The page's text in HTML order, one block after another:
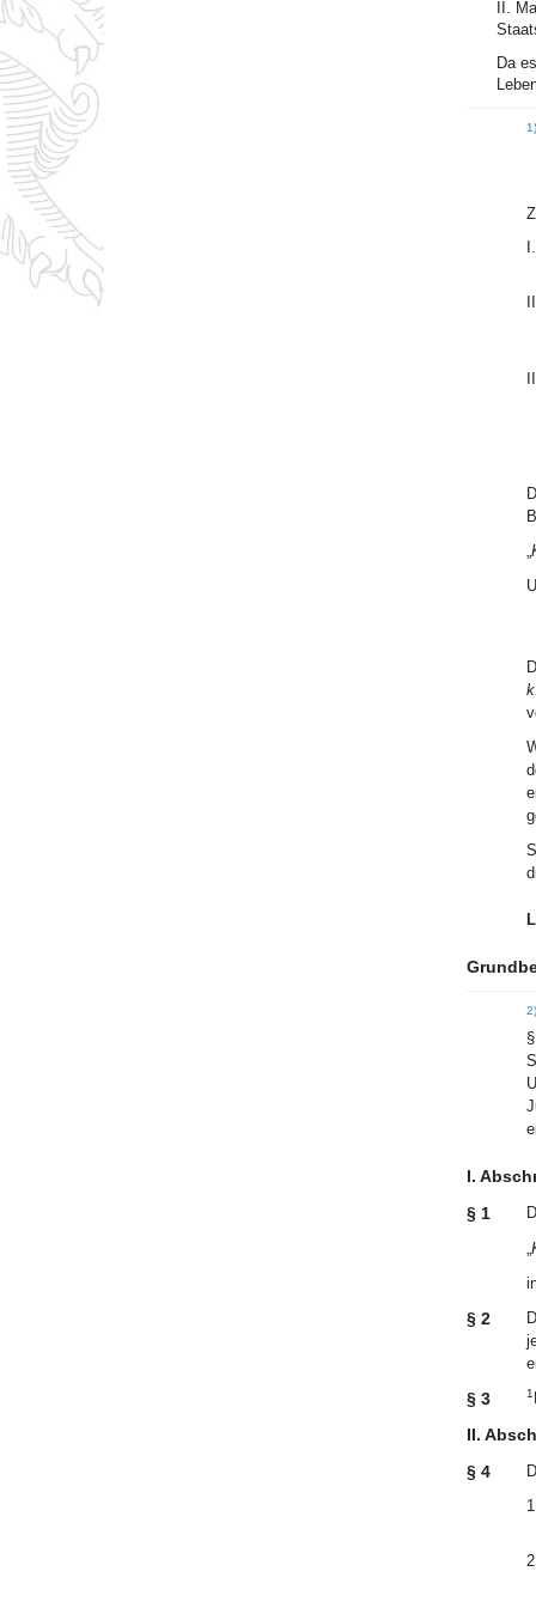
II.
Da
1)
I.
„
k.
2)
I.
§ 1
„
§ 2
§ 3 1
II.
§ 4